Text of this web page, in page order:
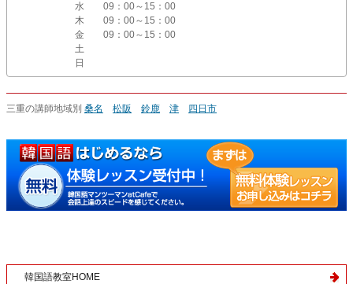
水
09：00～15：00
木
09：00～15：00
金
09：00～15：00
土
日
三重の講師地域別 桑名 松阪 鈴鹿 津 四日市
韓国語教室HOME